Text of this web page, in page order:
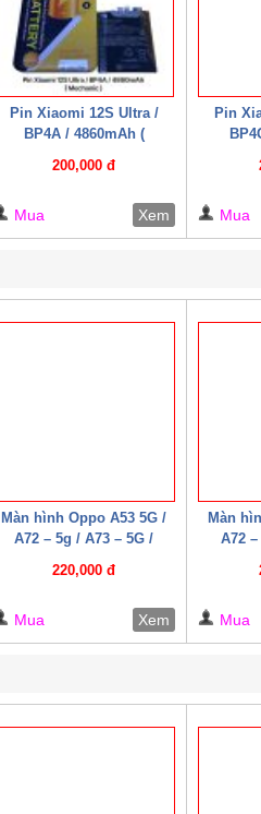
Pin Xiaomi 12S Ultra /
BP4A / 4860mAh (
200,000 đ
Mua Xem
Pin
Mua
Màn hình Oppo A53 5G /
A72 – 5g / A73 – 5G /
Pro 5G / Realme Q2 ( Cáp
220,000 đ
Mua Xem
Màn
A72
Pro 5G
Mua